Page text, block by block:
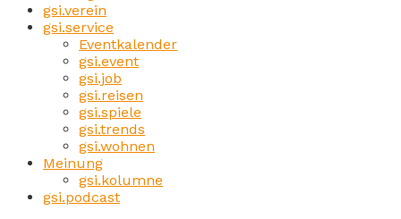
gsi.verein
gsi.service
Eventkalender
gsi.event
gsi.job
gsi.reisen
gsi.spiele
gsi.trends
gsi.wohnen
Meinung
gsi.kolumne
gsi.podcast